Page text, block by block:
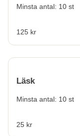
Minsta antal: 10 st
125 kr
Läsk
Minsta antal: 10 st
25 kr